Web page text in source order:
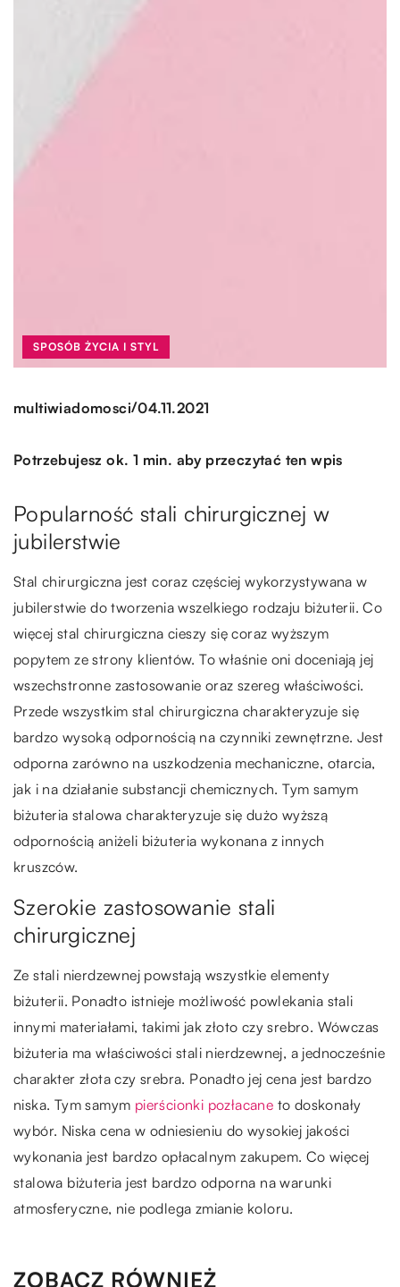
SPOSÓB ŻYCIA I STYL
multiwiadomosci/04.11.2021
Potrzebujesz ok. 1 min. aby przeczytać ten wpis
Popularność stali chirurgicznej w
jubilerstwie
Stal chirurgiczna jest coraz częściej wykorzystywana w
jubilerstwie do tworzenia wszelkiego rodzaju biżuterii. Co
więcej stal chirurgiczna cieszy się coraz wyższym
popytem ze strony klientów. To właśnie oni doceniają jej
wszechstronne zastosowanie oraz szereg właściwości.
Przede wszystkim stal chirurgiczna charakteryzuje się
bardzo wysoką odpornością na czynniki zewnętrzne. Jest
odporna zarówno na uszkodzenia mechaniczne, otarcia,
jak i na działanie substancji chemicznych. Tym samym
biżuteria stalowa charakteryzuje się dużo wyższą
odpornością aniżeli biżuteria wykonana z innych
kruszców.
Szerokie zastosowanie stali
chirurgicznej
Ze stali nierdzewnej powstają wszystkie elementy
biżuterii. Ponadto istnieje możliwość powlekania stali
innymi materiałami, takimi jak złoto czy srebro. Wówczas
biżuteria ma właściwości stali nierdzewnej, a jednocześnie
charakter złota czy srebra. Ponadto jej cena jest bardzo
niska. Tym samym pierścionki pozłacane to doskonały
wybór. Niska cena w odniesieniu do wysokiej jakości
wykonania jest bardzo opłacalnym zakupem. Co więcej
stalowa biżuteria jest bardzo odporna na warunki
atmosferyczne, nie podlega zmianie koloru.
ZOBACZ RÓWNIEŻ